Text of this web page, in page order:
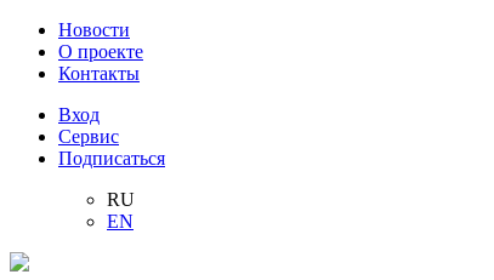
Новости
О проекте
Контакты
Вход
Сервис
Подписаться
RU
EN